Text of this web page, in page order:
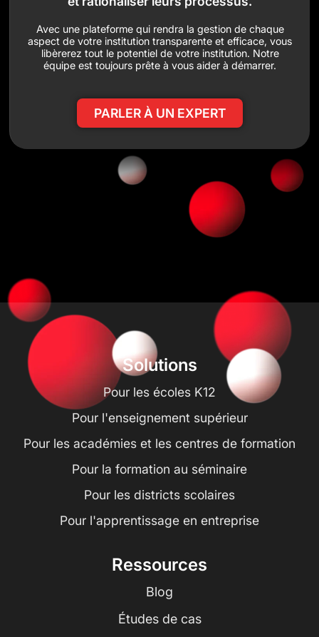
Avec une plateforme qui rendra la gestion de chaque
aspect de votre institution transparente et efficace, vous
libèrerez tout le potentiel de votre institution. Notre
équipe est toujours prête à vous aider à démarrer.
PARLER À UN EXPERT
Solutions
Pour les écoles K12
Pour l'enseignement supérieur
Pour les académies et les centres de formation
Pour la formation au séminaire
Pour les districts scolaires
Pour l'apprentissage en entreprise
Ressources
Blog
Études de cas